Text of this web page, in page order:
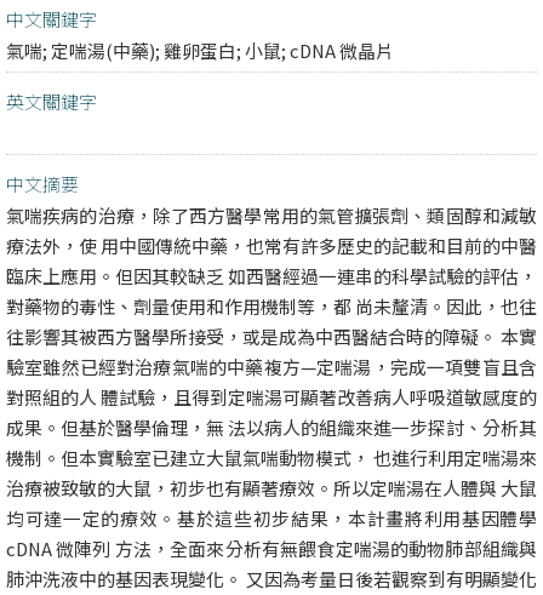
中文關鍵字
氣喘; 定喘湯(中藥); 雞卵蛋白; 小鼠; cDNA 微晶片
英文關鍵字
中文摘要
氣喘疾病的治療，除了西方醫學常用的氣管擴張劑、類固醇和減敏
療法外，使 用中國傳統中藥，也常有許多歷史的記載和目前的中醫
臨床上應用。但因其較缺乏 如西醫經過一連串的科學試驗的評估，
對藥物的毒性、劑量使用和作用機制等，都 尚未釐清。因此，也往
往影響其被西方醫學所接受，或是成為中西醫結合時的障礙。 本實
驗室雖然已經對治療氣喘的中藥複方—定喘湯，完成一項雙盲且含
對照組的人 體試驗，且得到定喘湯可顯著改善病人呼吸道敏感度的
成果。但基於醫學倫理，無 法以病人的組織來進一步探討、分析其
機制。但本實驗室已建立大鼠氣喘動物模式， 也進行利用定喘湯來
治療被致敏的大鼠，初步也有顯著療效。所以定喘湯在人體與 大鼠
均可達一定的療效。基於這些初步結果，本計畫將利用基因體學
cDNA 微陣列 方法，全面來分析有無餵食定喘湯的動物肺部組織與
肺沖洗液中的基因表現變化。 又因為考量日後若觀察到有明顯變化